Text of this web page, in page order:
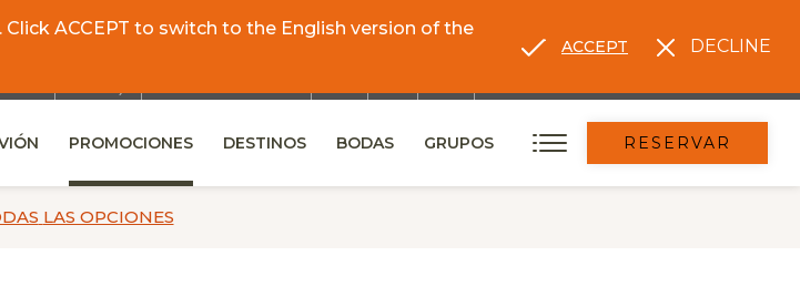
PROMOCIONES DESTINOS BODAS GRUPOS RESERVAR
ACCEPT to switch to the English version of the
ACCEPT DECLINE
LAS OPCIONES